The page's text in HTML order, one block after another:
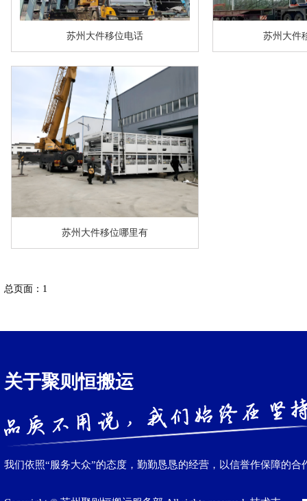
苏州大件移位电话 苏州大件
苏州大件移位哪里有
总页面：1
关于聚则恒搬运
我们依照“服务大众”的态度，勤勤恳恳的经营，以信誉作保障的合